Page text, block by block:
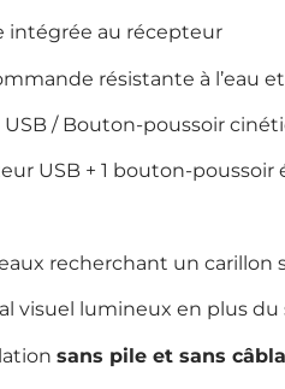
intégrée au récepteur
résistante à l’eau
/ Bouton-poussoir
USB + 1 bouton-poussoir
recherchant un carillon
visuel lumineux en plus du
sans pile et sans